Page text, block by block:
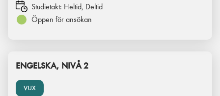
Studietakt: Heltid, Deltid
Öppen för ansökan
VUX
ENGELSKA, NIVÅ 2